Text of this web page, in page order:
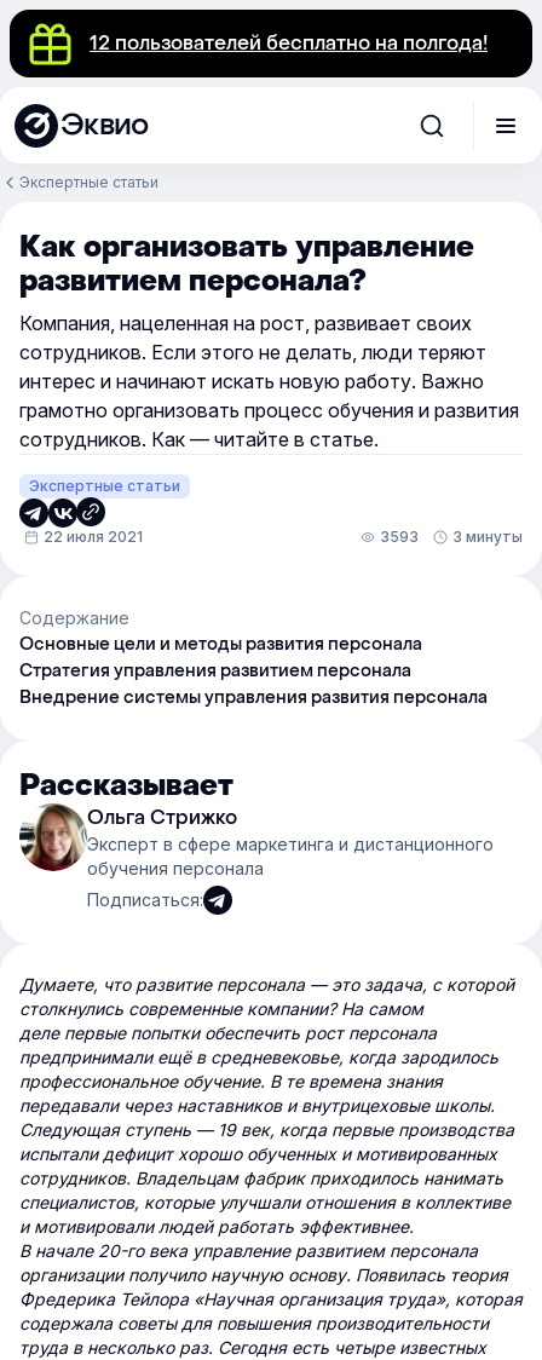
12 пользователей бесплатно на полгода!
Эквио
Экспертные статьи
Как организовать управление
развитием персонала?
Компания, нацеленная на рост, развивает своих
сотрудников. Если этого не делать, люди теряют
интерес и начинают искать новую работу. Важно
грамотно организовать процесс обучения и развития
сотрудников. Как — читайте в статье.
Экспертные статьи
22 июля 2021 3593 3 минуты
Содержание
Основные цели и методы развития персонала
Стратегия управления развитием персонала
Внедрение системы управления развития персонала
Рассказывает
Ольга Стрижко
Эксперт в сфере маркетинга и дистанционного
обучения персонала
Подписаться:
Думаете, что развитие персонала — это задача, с которой
столкнулись современные компании? На самом
деле первые попытки обеспечить рост персонала
предпринимали ещё в средневековье, когда зародилось
профессиональное обучение. В те времена знания
передавали через наставников и внутрицеховые школы.
Следующая ступень — 19 век, когда первые производства
испытали дефицит хорошо обученных и мотивированных
сотрудников. Владельцам фабрик приходилось нанимать
специалистов, которые улучшали отношения в коллективе
и мотивировали людей работать эффективнее.
В начале 20-го века управление развитием персонала
организации получило научную основу. Появилась теория
Фредерика Тейлора «Научная организация труда», которая
содержала советы для повышения производительности
труда в несколько раз. Сегодня есть четыре известных